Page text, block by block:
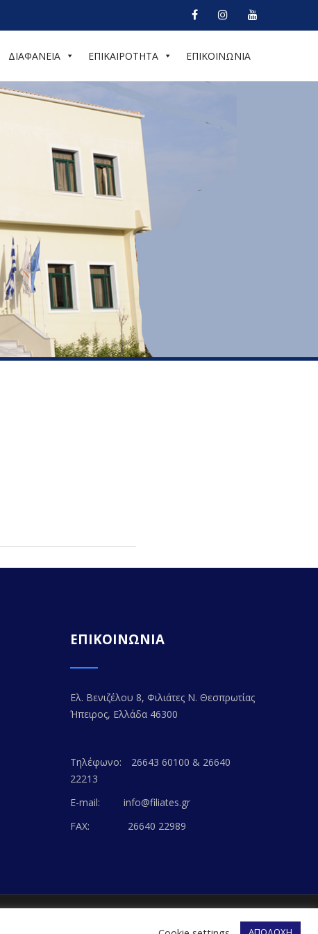
ΔΙΑΦΑΝΕΙΑ ΕΠΙΚΑΙΡΟΤΗΤΑ ΕΠΙΚΟΙΝΩΝΙΑ
ΕΠΙΚΟΙΝΩΝΙΑ
Ελ. Βενιζέλου 8, Φιλιάτες Ν. Θεσπρωτίας
Ήπειρος, Ελλάδα 46300
Τηλέφωνο:
26643 60100 & 26640
22213
E-mail:
info@filiates.gr
FAX:
26640 22989